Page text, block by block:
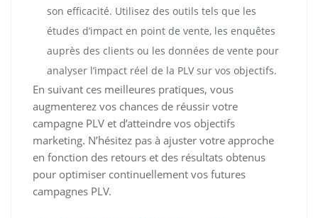
son efficacité. Utilisez des outils tels que les
études d’impact en point de vente, les enquêtes
auprès des clients ou les données de vente pour
analyser l’impact réel de la PLV sur vos objectifs.
En suivant ces meilleures pratiques, vous
augmenterez vos chances de réussir votre
campagne PLV et d’atteindre vos objectifs
marketing. N’hésitez pas à ajuster votre approche
en fonction des retours et des résultats obtenus
pour optimiser continuellement vos futures
campagnes PLV.